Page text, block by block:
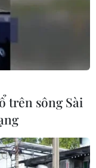
trên sông Sài